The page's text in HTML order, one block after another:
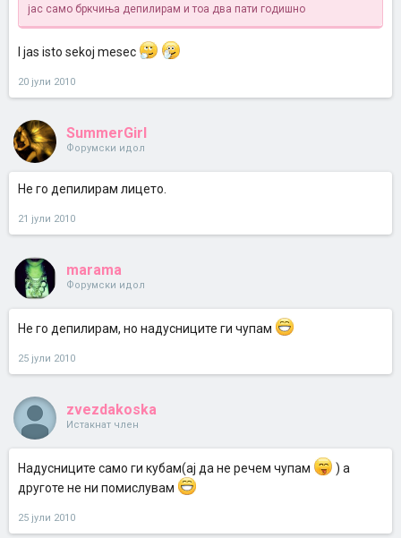
јас само бркчиња депилирам и тоа два пати годишно
I jas isto sekoj mesec
20 јули 2010
SummerGirl
Форумски идол
Не го депилирам лицето.
21 јули 2010
marama
Форумски идол
Не го депилирам, но надусниците ги чупам
25 јули 2010
zvezdakoska
Истакнат член
Надусниците само ги кубам(ај да не речем чупам
) а
друготе не ни помислувам
25 јули 2010